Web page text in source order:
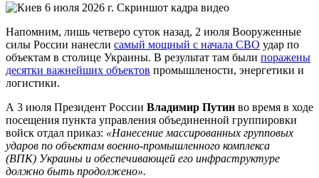
Напомним, лишь четверо суток назад, 2 июля Вооруженные
силы России нанесли самый мощный с начала СВО удар по
объектам в столице Украины. В результат там были поражены
десятки важнейших объектов промышлености, энергетики и
логистики.
А 3 июля Президент России Владимир Путин во время в ходе
посещения пункта управления объединенной группировки
войск отдал приказ: «Нанесение массированных групповых
ударов по объектам военно-промышленного комплекса
(ВПК) Украины и обеспечивающей его инфраструктуре
должно быть продолжено».